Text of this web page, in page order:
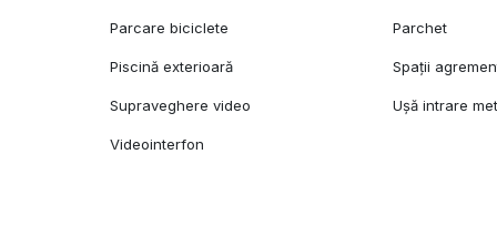
Parcare biciclete Parchet
Piscină exterioară Spații
Supraveghere video Ușă intrare
Videointerfon